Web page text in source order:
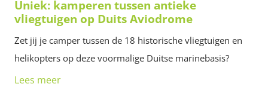
Uniek: kamperen tussen antieke
vliegtuigen op Duits Aviodrome
Zet jij je camper tussen de 18 historische vliegtuigen en
helikopters op deze voormalige Duitse marinebasis?
Lees meer